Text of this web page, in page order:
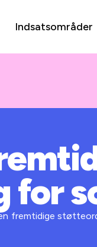
Indsatsområder
for
fremtidige